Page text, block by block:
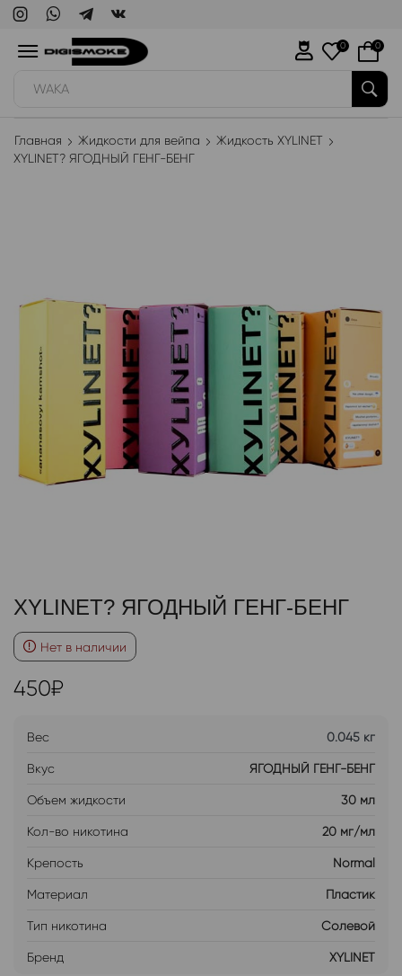
WAKA
0 0
Главная Жидкости для вейпа
Жидкость XYLINET
XYLINET? ЯГОДНЫЙ ГЕНГ-БЕНГ
XYLINET? ЯГОДНЫЙ ГЕНГ-БЕНГ
Нет в наличии
450₽
Вес 0.045 кг
Вкус ЯГОДНЫЙ ГЕНГ-БЕНГ
Объем жидкости 30 мл
Кол-во никотина 20 мг/мл
Крепость Normal
Материал Пластик
Тип никотина Солевой
Бренд XYLINET